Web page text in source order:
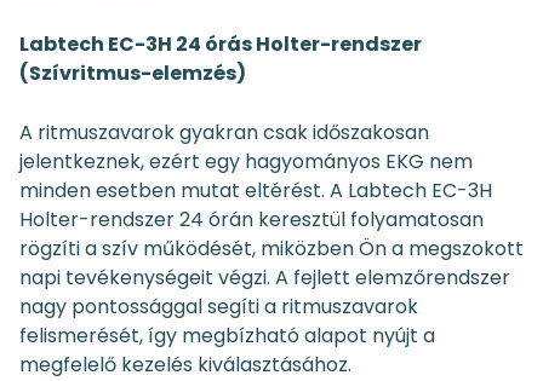
Labtech EC-3H 24 órás Holter-rendszer
(Szívritmus-elemzés)
A ritmuszavarok gyakran csak időszakosan
jelentkeznek, ezért egy hagyományos EKG nem
minden esetben mutat eltérést. A Labtech EC-3H
Holter-rendszer 24 órán keresztül folyamatosan
rögzíti a szív működését, miközben Ön a megszokott
napi tevékenységeit végzi. A fejlett elemzőrendszer
nagy pontossággal segíti a ritmuszavarok
felismerését, így megbízható alapot nyújt a
megfelelő kezelés kiválasztásához.